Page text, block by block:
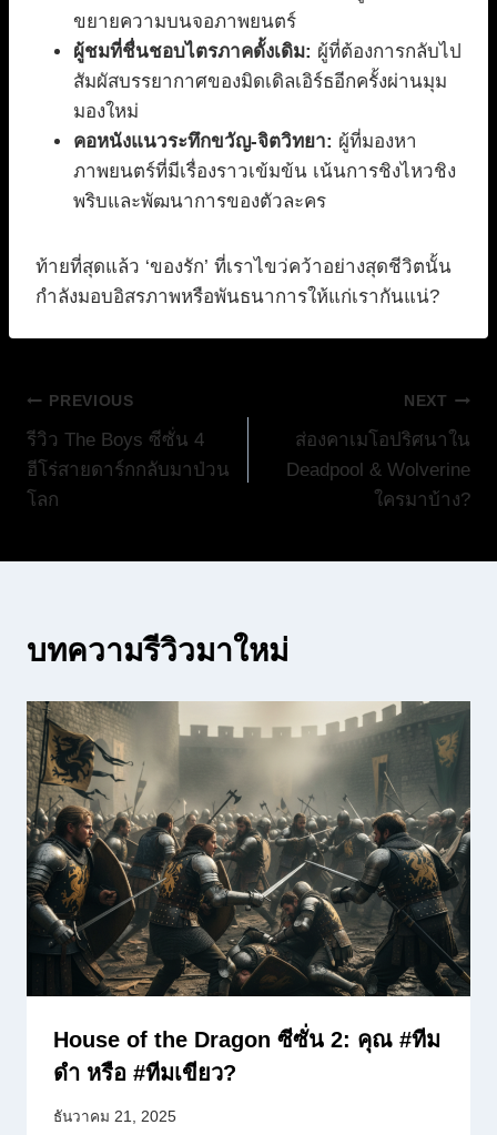
ขยายความบนจอภาพยนตร์
ผู้ชมที่ชื่นชอบไตรภาคดั้งเดิม: ผู้ที่ต้องการกลับไป
สัมผัสบรรยากาศของมิดเดิลเอิร์ธอีกครั้งผ่านมุม
มองใหม่
คอหนังแนวระทึกขวัญ-จิตวิทยา: ผู้ที่มองหา
ภาพยนตร์ที่มีเรื่องราวเข้มข้น เน้นการชิงไหวชิง
พริบและพัฒนาการของตัวละคร
ท้ายที่สุดแล้ว ‘ของรัก’ ที่เราไขว่คว้าอย่างสุดชีวิตนั้น
กำลังมอบอิสรภาพหรือพันธนาการให้แก่เรากันแน่?
แนะแนว
เรื่อง
PREVIOUS
รีวิว The Boys ซีซั่น 4
ฮีโร่สายดาร์กกลับมาป่วน
โลก
NEXT
ส่องคาเมโอปริศนาใน
Deadpool & Wolverine
ใครมาบ้าง?
บทความรีวิวมาใหม่
House of the Dragon ซีซั่น 2: คุณ #ทีม
ดำ หรือ #ทีมเขียว?
ธันวาคม 21, 2025